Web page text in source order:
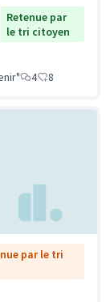
Retenue par
le tri citoyen
4 8
par le tri